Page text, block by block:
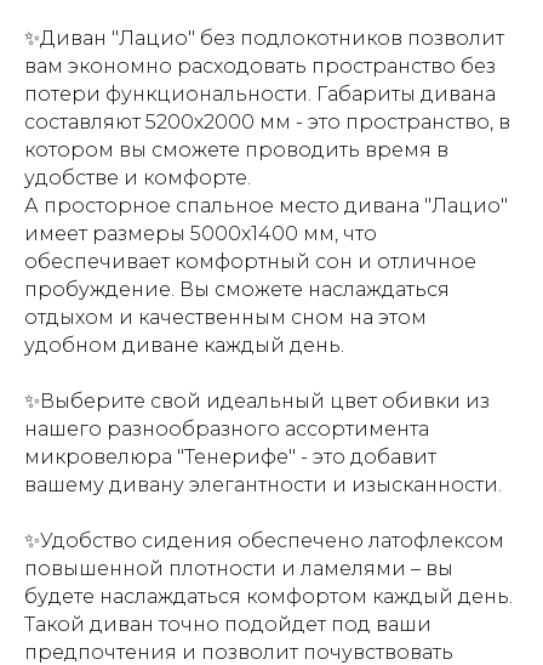
✨Диван "Лацио" без подлокотников позволит
вам экономно расходовать пространство без
потери функциональности. Габариты дивана
составляют 5200х2000 мм - это пространство, в
котором вы сможете проводить время в
удобстве и комфорте.
А просторное спальное место дивана "Лацио"
имеет размеры 5000х1400 мм, что
обеспечивает комфортный сон и отличное
пробуждение. Вы сможете наслаждаться
отдыхом и качественным сном на этом
удобном диване каждый день.
✨Выберите свой идеальный цвет обивки из
нашего разнообразного ассортимента
микровелюра "Тенерифе" - это добавит
вашему дивану элегантности и изысканности.
✨Удобство сидения обеспечено латофлексом
повышенной плотности и ламелями – вы
будете наслаждаться комфортом каждый день.
Такой диван точно подойдет под ваши
предпочтения и позволит почувствовать